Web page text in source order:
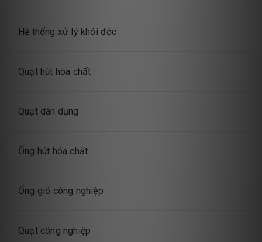
Hệ thống xử lý khói độc
Quạt hút hóa chất
Quạt dân dụng
Ống hút hóa chất
Ống gió công nghiệp
Quạt công nghiệp